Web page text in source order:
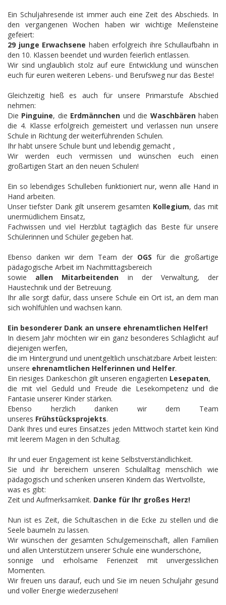
Ein Schuljahresende ist immer auch eine Zeit des Abschieds. In
den vergangenen Wochen haben wir wichtige Meilensteine
gefeiert:
29 junge Erwachsene haben erfolgreich ihre Schullaufbahn in
den 10. Klassen beendet und wurden feierlich entlassen.
Wir sind unglaublich stolz auf eure Entwicklung und wünschen
euch für euren weiteren Lebens- und Berufsweg nur das Beste!
Gleichzeitig hieß es auch für unsere Primarstufe Abschied
nehmen:
Die Pinguine, die Erdmännchen und die Waschbärenhaben
die 4. Klasse erfolgreich gemeistert und verlassen nun unsere
Schule in Richtung der weiterführenden Schulen.
Ihr habt unsere Schule bunt und lebendig gemacht ,
Wir werden euch vermissen und wünschen euch einen
großartigen Start an den neuen Schulen!
Ein so lebendiges Schulleben funktioniert nur, wenn alle Hand in
Hand arbeiten.
Unser tiefster Dank gilt unserem gesamten Kollegium, das mit
unermüdlichem Einsatz,
Fachwissen und viel Herzblut tagtäglich das Beste für unsere
Schülerinnen und Schüler gegeben hat.
Ebenso danken wir dem Team der OGS für die großartige
pädagogische Arbeit im Nachmittagsbereich
sowie allen Mitarbeitenden in der Verwaltung, der
Haustechnik und der Betreuung.
Ihr alle sorgt dafür, dass unsere Schule ein Ort ist, an dem man
sich wohlfühlen und wachsen kann.
Ein besonderer Dank an unsere ehrenamtlichen Helfer!
In diesem Jahr möchten wir ein ganz besonderes Schlaglicht auf
diejenigen werfen,
die im Hintergrund und unentgeltlich unschätzbare Arbeit leisten:
unsere ehrenamtlichen Helferinnen und Helfer.
Ein riesiges Dankeschön gilt unseren engagierten Lesepaten,
die mit viel Geduld und Freude die Lesekompetenz und die
Fantasie unserer Kinder stärken.
Ebenso herzlich danken wir dem Team
unseres Frühstücksprojekts.
Dank Ihres und eures Einsatzes jeden Mittwoch startet kein Kind
mit leerem Magen in den Schultag.
Ihr und euer Engagement ist keine Selbstverständlichkeit.
Sie und ihr bereichern unseren Schulalltag menschlich wie
pädagogisch und schenken unseren Kindern das Wertvollste,
was es gibt:
Zeit und Aufmerksamkeit. Danke für Ihr großes Herz!
Nun ist es Zeit, die Schultaschen in die Ecke zu stellen und die
Seele baumeln zu lassen.
Wir wünschen der gesamten Schulgemeinschaft, allen Familien
und allen Unterstützern unserer Schule eine wunderschöne,
sonnige und erholsame Ferienzeit mit unvergesslichen
Momenten.
Wir freuen uns darauf, euch und Sie im neuen Schuljahr gesund
und voller Energie wiederzusehen!